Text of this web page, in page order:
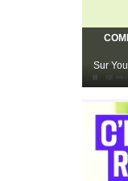
Sur